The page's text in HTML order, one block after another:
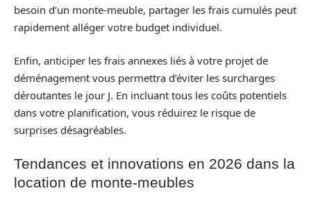
besoin d’un monte-meuble, partager les frais cumulés peut
rapidement alléger votre budget individuel.
Enfin, anticiper les frais annexes liés à votre projet de
déménagement vous permettra d’éviter les surcharges
déroutantes le jour J. En incluant tous les coûts potentiels
dans votre planification, vous réduirez le risque de
surprises désagréables.
Tendances et innovations en 2026 dans la
location de monte-meubles